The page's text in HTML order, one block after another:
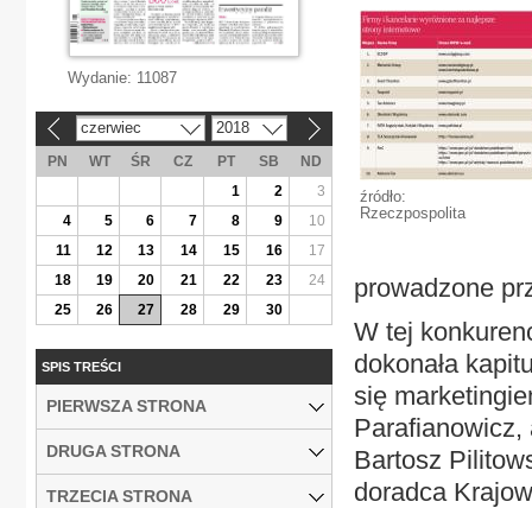
źródło:
Rzeczpospolita
prowadzone
W tej
dokonała
się
Parafianowicz,
Bartosz
doradca
Wydanie: 11087
czerwiec 2018
PN WT ŚR CZ PT SB
ND
1
2
3
4
5 6 7 8 9
10
11
12 13 14 15 16
17
18
19 20 21 22 23
24
25
26 27 28 29 30
SPIS TREŚCI
PIERWSZA STRONA
DRUGA STRONA
TRZECIA STRONA